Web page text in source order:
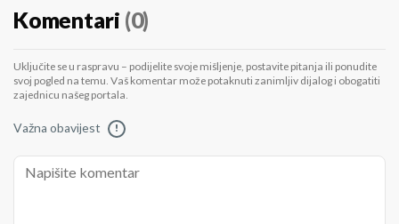
Komentari (0)
Uključite se u raspravu – podijelite svoje mišljenje, postavite pitanja ili ponudite
svoj pogled na temu. Vaš komentar može potaknuti zanimljiv dijalog i obogatiti
zajednicu našeg portala.
Važna obavijest !